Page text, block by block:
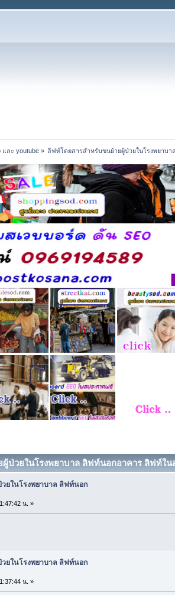
และ youtube» ลิฟท์โดยสารสำหรับขนย้ายผู้ป่วยในโรงพยาบ
ป่วยในโรงพยาบาล ลิฟท์นอกอาคาร ลิฟท์ใน
ยในโรงพยาบาล ลิฟท์นอก
น. »
ยในโรงพยาบาล ลิฟท์นอก
น. »